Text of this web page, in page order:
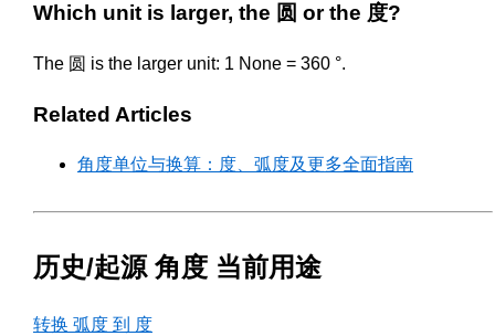
Which unit is larger, the 圆 or the 度?
The 圆 is the larger unit: 1 None = 360 °.
Related Articles
角度单位与换算：度、弧度及更多全面指南
历史/起源 角度 当前用途
转换 弧度 到 度